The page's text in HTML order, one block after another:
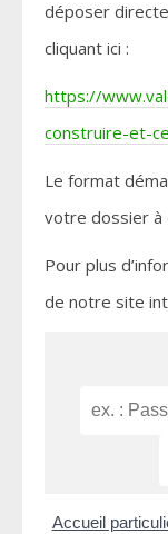
déposer
cliquant ici :
https://
construire-et-
Le format
votre dossier à
Pour plus
de notre site
Accueil